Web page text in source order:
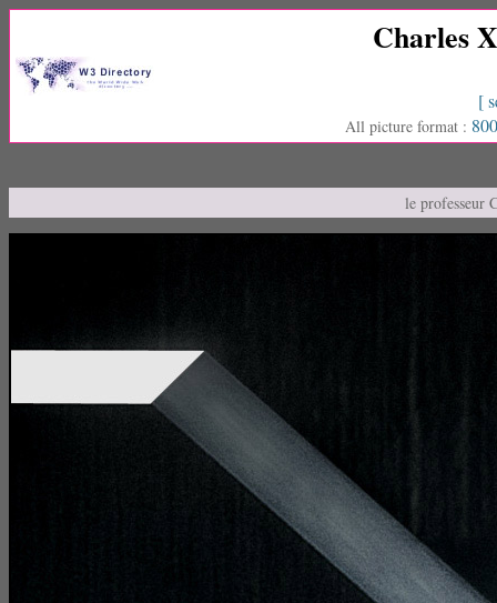
Charles
[
All picture format :
le professeur